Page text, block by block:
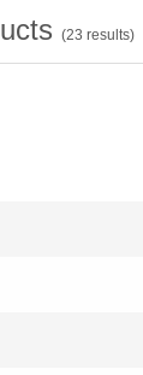
(23 results)